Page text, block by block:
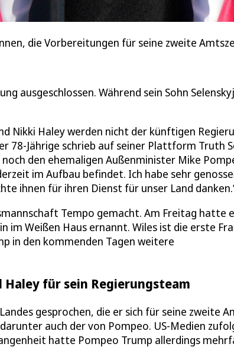
die Vorbereitungen für seine zweite
ausgeschlossen. Während sein Sohn Selenskyj
Nikki Haley werden nicht der künftigen
78-Jährige schrieb auf seiner Plattform Truth
den ehemaligen Außenminister Mike
im Aufbau befindet. Ich habe sehr
ihnen für ihren Dienst für unser Land
Tempo gemacht. Am Freitag hatte
im Weißen Haus ernannt. Wiles ist die erste
in den kommenden Tagen weitere
Haley für sein Regierungsteam
gesprochen, die er sich für seine zweite
auch der von Pompeo. US-Medien
hatte Pompeo Trump allerdings